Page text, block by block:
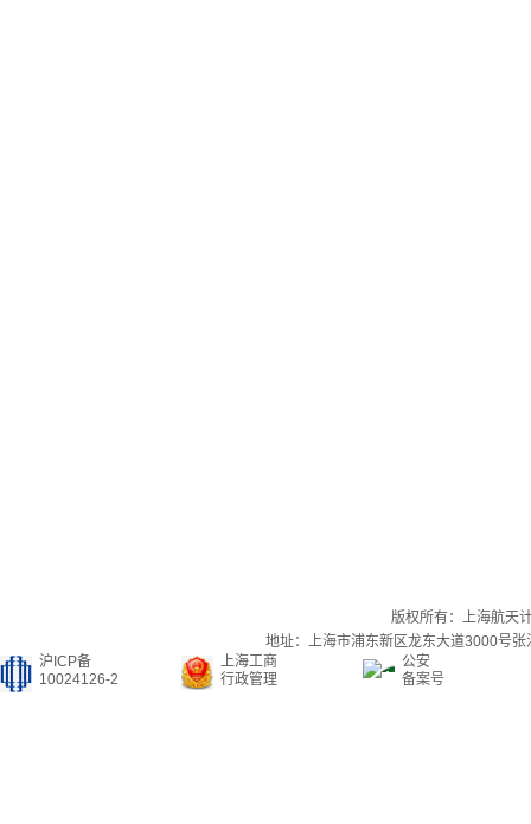
版权所有：上海航天
地址：上海市浦东新区龙东大道3000号
沪ICP备
10024126-2
上海工商
行政管理
公安
备案号